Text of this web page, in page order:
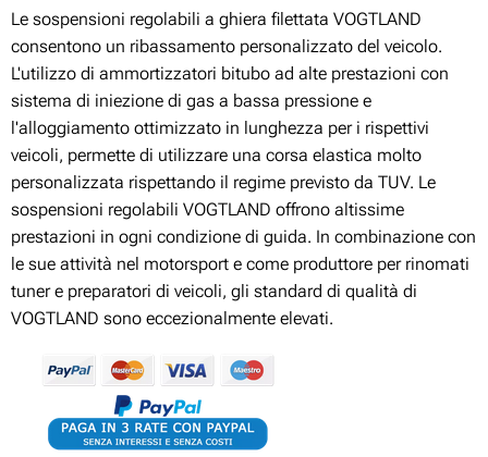
Le sospensioni regolabili a ghiera filettata VOGTLAND
consentono un ribassamento personalizzato del veicolo.
L'utilizzo di ammortizzatori bitubo ad alte prestazioni con
sistema di iniezione di gas a bassa pressione e
l'alloggiamento ottimizzato in lunghezza per i rispettivi
veicoli, permette di utilizzare una corsa elastica molto
personalizzata rispettando il regime previsto da TUV. Le
sospensioni regolabili VOGTLAND offrono altissime
prestazioni in ogni condizione di guida. In combinazione con
le sue attività nel motorsport e come produttore per rinomati
tuner e preparatori di veicoli, gli standard di qualità di
VOGTLAND sono eccezionalmente elevati.